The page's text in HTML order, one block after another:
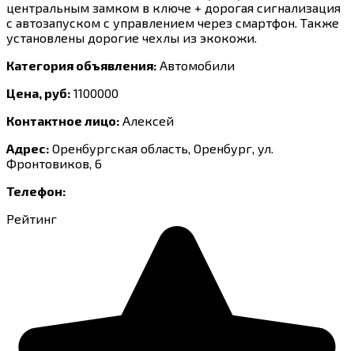
центральным замком в ключе + дорогая сигнализация
с автозапуском с управлением через смартфон. Также
установлены дорогие чехлы из экокожи.
Категория объявления: Автомобили
Цена, руб: 1100000
Контактное лицо: Алексей
Адрес: Оренбургская область, Оренбург, ул.
Фронтовиков, 6
Телефон:
Рейтинг